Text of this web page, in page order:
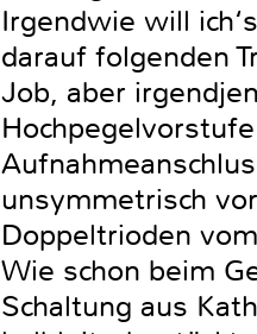
Irgendwie will
darauf folgenden
Job, aber
unsymmetrisch
Doppeltrioden
Wie schon beim
Schaltung aus